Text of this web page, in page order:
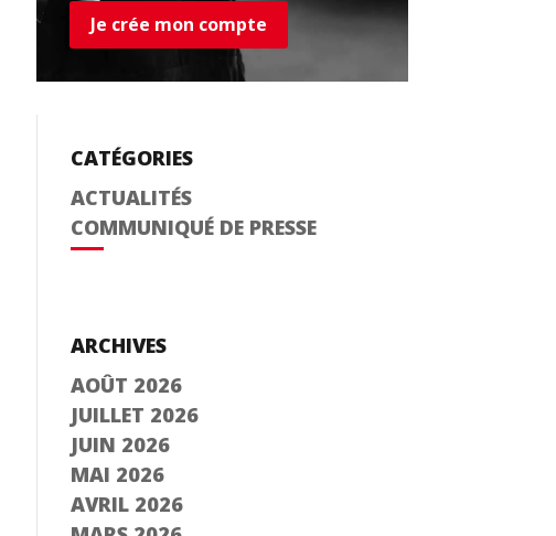
Je crée mon compte
CATÉGORIES
ACTUALITÉS
COMMUNIQUÉ DE PRESSE
ARCHIVES
AOÛT 2026
JUILLET 2026
JUIN 2026
MAI 2026
AVRIL 2026